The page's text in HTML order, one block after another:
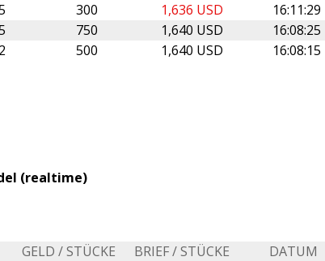
300 1,636 USD 16:11:29
750 1,640 USD 16:08:25
500 1,640 USD 16:08:15
(realtime)
GELD / STÜCKE BRIEF / STÜCKE DATUM